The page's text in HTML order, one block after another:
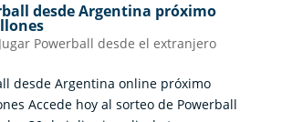
desde Argentina próximo
Jugar Powerball desde el extranjero
desde Argentina online próximo
Accede hoy al sorteo de Powerball